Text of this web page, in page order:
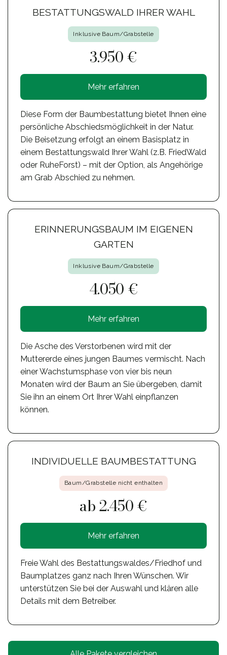
BESTATTUNGSWALD IHRER WAHL
Inklusive Baum/Grabstelle
3.950 €
Mehr erfahren
Diese Form der Baumbestattung bietet Ihnen eine
persönliche Abschiedsmöglichkeit in der Natur.
Die Beisetzung erfolgt an einem Basisplatz in
einem Bestattungswald Ihrer Wahl (z.B. FriedWald
oder RuheForst) – mit der Option, als Angehörige
am Grab Abschied zu nehmen.
ERINNERUNGSBAUM IM EIGENEN
GARTEN
Inklusive Baum/Grabstelle
4.050 €
Mehr erfahren
Die Asche des Verstorbenen wird mit der
Muttererde eines jungen Baumes vermischt. Nach
einer Wachstumsphase von vier bis neun
Monaten wird der Baum an Sie übergeben, damit
Sie ihn an einem Ort Ihrer Wahl einpflanzen
können.
INDIVIDUELLE BAUMBESTATTUNG
Baum/Grabstelle nicht enthalten
ab 2.450 €
Mehr erfahren
Freie Wahl des Bestattungswaldes/Friedhof und
Baumplatzes ganz nach Ihren Wünschen. Wir
unterstützen Sie bei der Auswahl und klären alle
Details mit dem Betreiber.